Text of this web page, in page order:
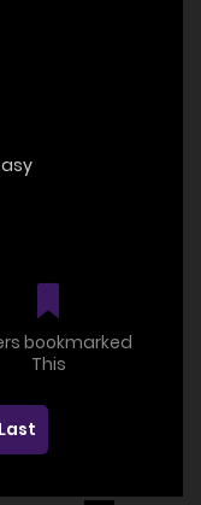
bookmarked
This